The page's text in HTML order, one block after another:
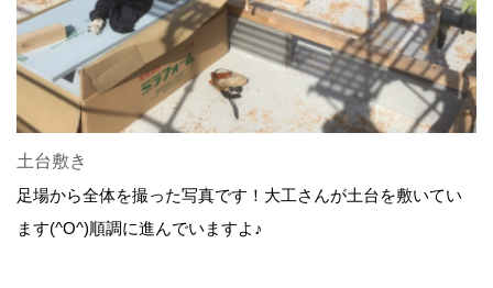
土台敷き
足場から全体を撮った写真です！大工さんが土台を敷いてい
ます(^O^)順調に進んでいますよ♪